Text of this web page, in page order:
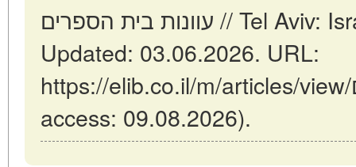
עוונות בית הספרים // Tel Aviv: Israel (ELIB.CO.IL).
Updated: 03.06.2026. URL:
https://elib.co.il/m/articles/view/עוונות-בית-הספרים (date of
access: 09.08.2026).